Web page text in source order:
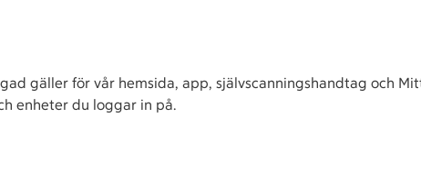
gäller för vår hemsida, app, självscanningshandtag och
enheter du loggar in på.